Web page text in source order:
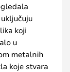
koji
u
metalnih
koje stvara